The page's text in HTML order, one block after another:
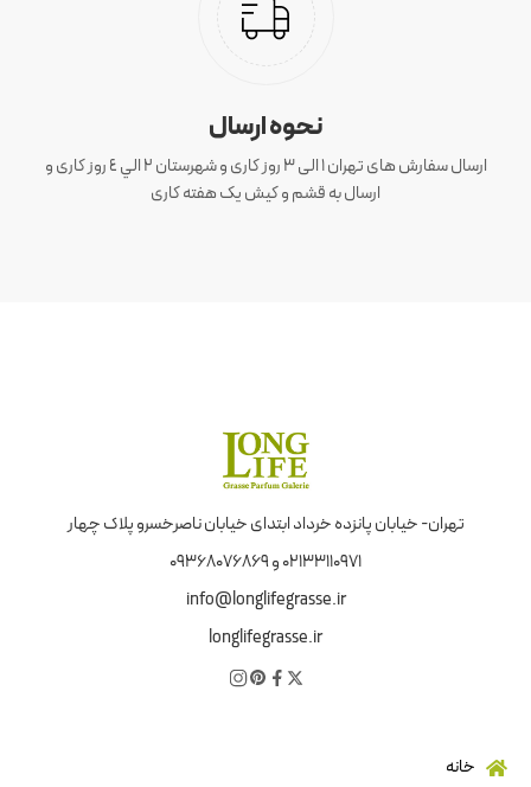
نحوه ارسال
ارسال سفارش های تهران 1 الی 3 روز کاری و شهرستان ٢ الي ٤ روز کاری و
ارسال به قشم و کیش یک هفته کاری
تهران- خیابان پانزده خرداد ابتدای خیابان ناصرخسرو پلاک چهار
02133110971 و 09368076869
info@longlifegrasse.ir
longlifegrasse.ir
خانه